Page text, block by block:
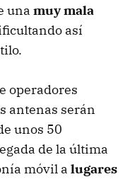
una muy mala
así
operadores
antenas serán
unos 50
de la última
móvil a lugares